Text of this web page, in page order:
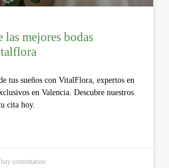
las mejores bodas
tus sueños con VitalFlora, expertos en
en Valencia. Descubre nuestros
cita hoy.
comentarios